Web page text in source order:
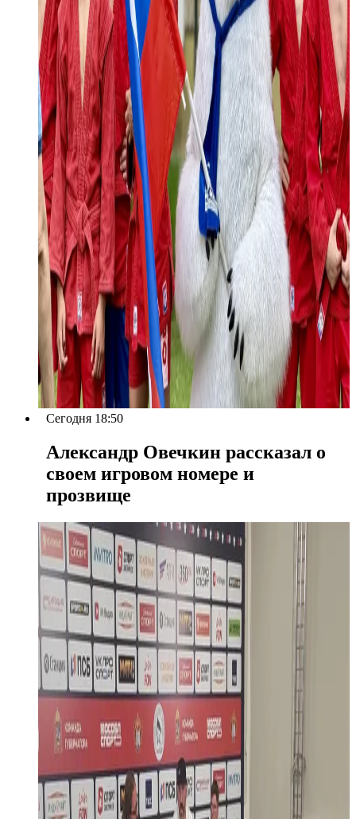
Сегодня 18:50
Александр Овечкин рассказал о
своем игровом номере и
прозвище